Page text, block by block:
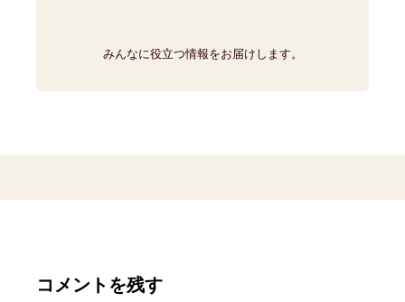
みんなに役立つ情報をお届けします。
コメントを残す